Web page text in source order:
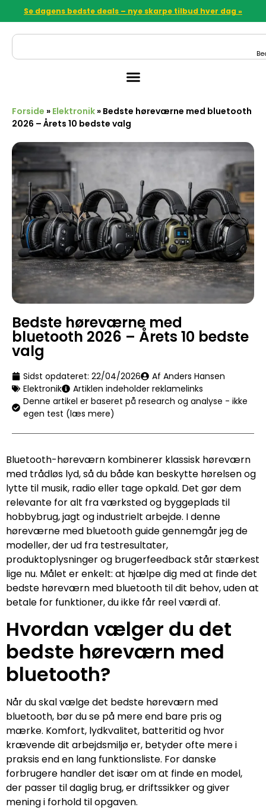
Se dagens bedste deals – nye skarpe tilbud hver dag »
Forside » Elektronik » Bedste høreværne med bluetooth
2026 – Årets 10 bedste valg
Bedste høreværne med
bluetooth 2026 – Årets 10 bedste
valg
Sidst opdateret: 22/04/2026
Af Anders Hansen
Elektronik
Artiklen indeholder reklamelinks
Denne artikel er baseret på research og analyse - ikke
egen test (læs mere)
Bluetooth-høreværn kombinerer klassisk høreværn
med trådløs lyd, så du både kan beskytte hørelsen og
lytte til musik, radio eller tage opkald. Det gør dem
relevante for alt fra værksted og byggeplads til
hobbybrug, jagt og industrielt arbejde. I denne
høreværne med bluetooth guide gennemgår jeg de
modeller, der ud fra testresultater,
produktoplysninger og brugerfeedback står stærkest
lige nu. Målet er enkelt: at hjælpe dig med at finde det
bedste høreværn med bluetooth til dit behov, uden at
betale for funktioner, du ikke får reel værdi af.
Hvordan vælger du det
bedste høreværn med
bluetooth?
Når du skal vælge det bedste høreværn med
bluetooth, bør du se på mere end bare pris og
mærke. Komfort, lydkvalitet, batteritid og hvor
krævende dit arbejdsmiljø er, betyder ofte mere i
praksis end en lang funktionsliste. For danske
forbrugere handler det især om at finde en model,
der passer til daglig brug, er driftssikker og giver
mening i forhold til opgaven.